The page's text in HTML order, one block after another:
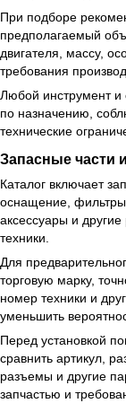
При подборе
предполагаемый
двигателя, массу,
требования
Любой инструмент и
по назначению,
технические
Запасные части
Каталог включает
оснащение,
аксессуары и
техники.
Для
торговую марку,
номер техники и
уменьшить
Перед установкой
сравнить артикул,
разъемы и другие
запчастью и